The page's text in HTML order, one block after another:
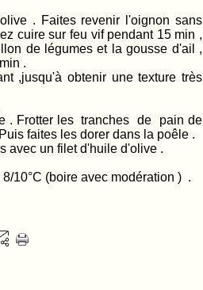
. Faites revenir l'oignon sans
cuire sur feu vif pendant 15 min ,
de légumes et la gousse d'ail ,
.
,jusqu'à obtenir une texture très
. Frotter les tranches de pain de
faites les dorer dans la poêle .
avec un filet d'huile d'olive .
10°C (boire avec modération ) .